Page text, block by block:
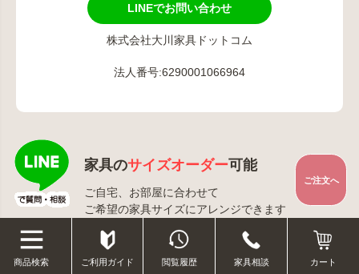
LINEでお問い合わせ
株式会社大川家具ドットコム
法人番号:6290001066964
家具のサイズオーダー可能
ご自宅、お部屋に合わせて
ご希望の家具サイズにアレンジできます
商品検索 ご利用ガイド 閲覧履歴 家具相談 カート
ご注文へ